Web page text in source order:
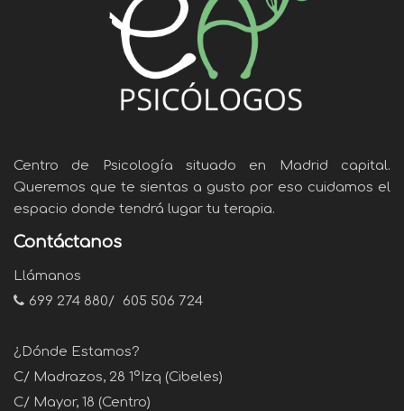
Centro de Psicología situado en Madrid capital.
Queremos que te sientas a gusto por eso cuidamos el
espacio donde tendrá lugar tu terapia.
Contáctanos
Llámanos
699 274 880/ 605 506 724
¿Dónde Estamos?
C/ Madrazos, 28 1ºIzq (Cibeles)
C/ Mayor, 18 (Centro)